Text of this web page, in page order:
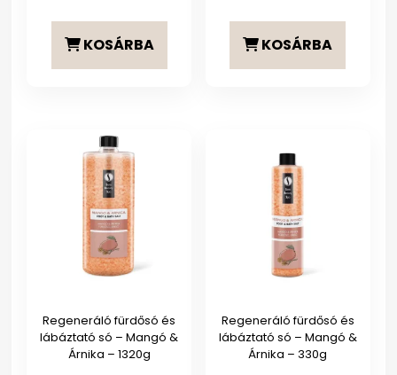
KOSÁRBA KOSÁRBA
Regeneráló fürdősó és
lábáztató só – Mangó &
Árnika – 1320g
Regeneráló fürdősó és
lábáztató só – Mangó &
Árnika – 330g